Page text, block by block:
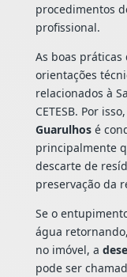
procedimentos
profissional.
As boas
orientações
relacionados à
CETESB. Por
Guarulhosé
principalmente
descarte de
preservação da
Se o
água
no imóvel, a
pode ser